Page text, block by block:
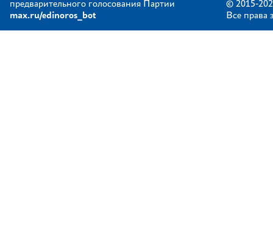
предварительного голосования Партии
max.ru/edinoros_bot
© 2015-
Все